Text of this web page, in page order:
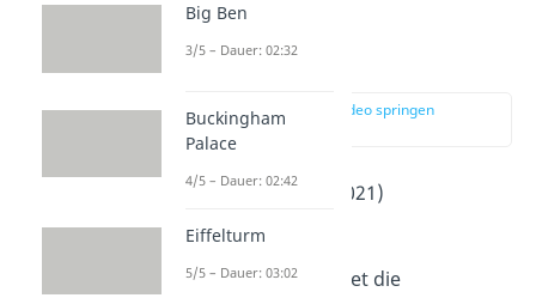
Potsdam
zur Stelle im Video springen
(02:37)
Einwohner: 183.000 (2021)
Fläche: 188 km
Die StadtPotsdam
bildet die
Big Ben
3/5 – Dauer: 02:32
Buckingham
Palace
4/5 – Dauer: 02:42
Eiffelturm
5/5 – Dauer: 03:02